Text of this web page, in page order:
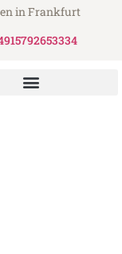
in Frankfurt